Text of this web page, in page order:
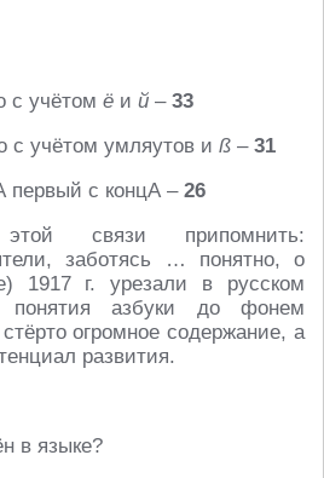
с учётом ё и й – 33
с учётом умляутов и ß – 31
первый с концА – 26
связи припомнить:
заботясь … понятно, о
1917 г. урезали в русском
понятия азбуки до фонем
огромное содержание, а
развития.
в языке?